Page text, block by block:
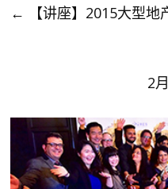
← 【讲座】2015大型
2